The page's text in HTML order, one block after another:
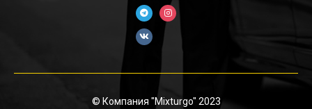
© Компания "Mixturgo" 2023